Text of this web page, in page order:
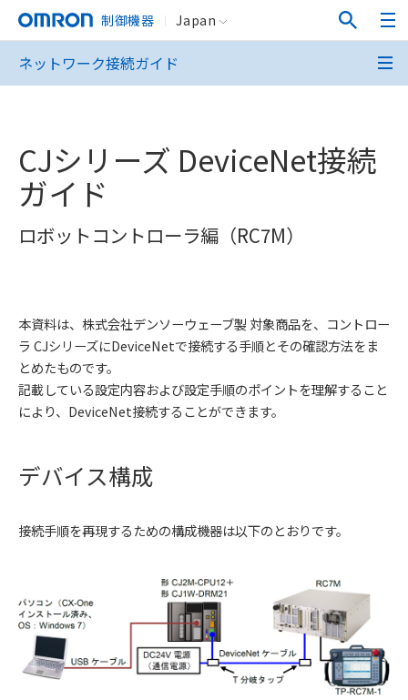
制御機器 Japan
ネットワーク接続ガイド
CJシリーズ DeviceNet接続
ガイド
ロボットコントローラ編（RC7M）
本資料は、株式会社デンソーウェーブ製 対象商品を、コントロー
ラ CJシリーズにDeviceNetで接続する手順とその確認方法をま
とめたものです。
記載している設定内容および設定手順のポイントを理解すること
により、DeviceNet接続することができます。
デバイス構成
接続手順を再現するための構成機器は以下のとおりです。